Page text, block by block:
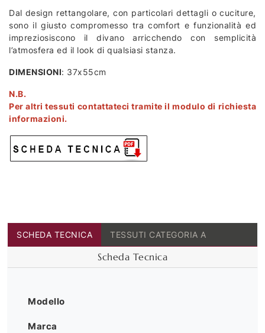
Dal design rettangolare, con particolari dettagli o cuciture,
sono il giusto compromesso tra comfort e funzionalità ed
impreziosiscono il divano arricchendo con semplicità
l’atmosfera ed il look di qualsiasi stanza.
DIMENSIONI: 37x55cm
N.B.
Per altri tessuti contattateci tramite il modulo di richiesta
informazioni.
SCHEDA TECNICA TESSUTI CATEGORIA A
Scheda Tecnica
Modello
Marca